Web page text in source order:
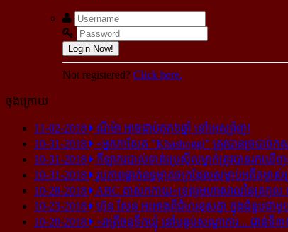
Login Now!
Not registered? Click here.
ចុងក្រោយ
11-02-2018
ណីម៉ា អាច​ជាប់​គុក​៦ឆ្នាំ នៅ​អេស្ប៉ាញ!
10-31-2018
«អ្នក​កាសែត "Khashoggi" ត្រូវ​បាន​ច្របាច់ក​
10-31-2018
កីឡាករ​បាល់ទាត់​ប្រេស៊ីល​ម្នាក់​ត្រូវ​បាន​រក​ឃើ
10-31-2018
រូបភាព​ធ្លាក់​ឧទ្ធម្ភាគចក្រ​ដែល​សម្លាប់​អតីត​ម្ចា
10-28-2018
ABC គាស់​កកាយ​«ទ្រព្យមហាសាល​នៃ​ត្រកូល
10-23-2018
ហ៊ុន សែន អះអាង​ពី​ជំហរ​ខុស​គ្នា ក្នុង​ជំនួប​ជា
10-20-2018
«រាត្រីចន្ទទឹកឃ្មុំ នៅបន្ទប់សណ្ឋាគារ... ជាន់